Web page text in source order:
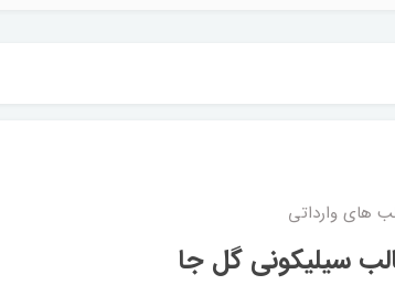
های وارداتی
سیلیکونی گل جا